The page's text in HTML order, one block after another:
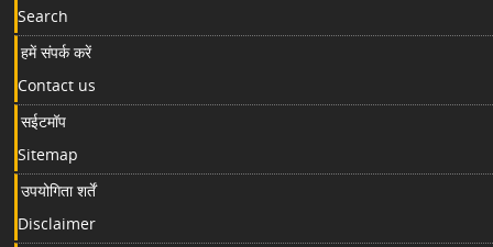
Search
हमें संपर्क करें
Contact us
सईटमॉप
Sitemap
उपयोगिता शर्तें
Disclaimer